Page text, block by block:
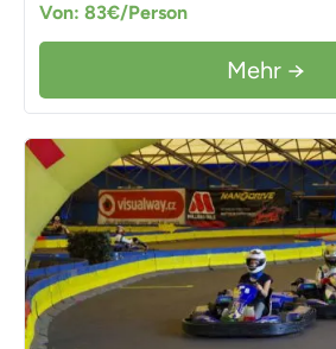
Von: 83€/Person
Mehr →